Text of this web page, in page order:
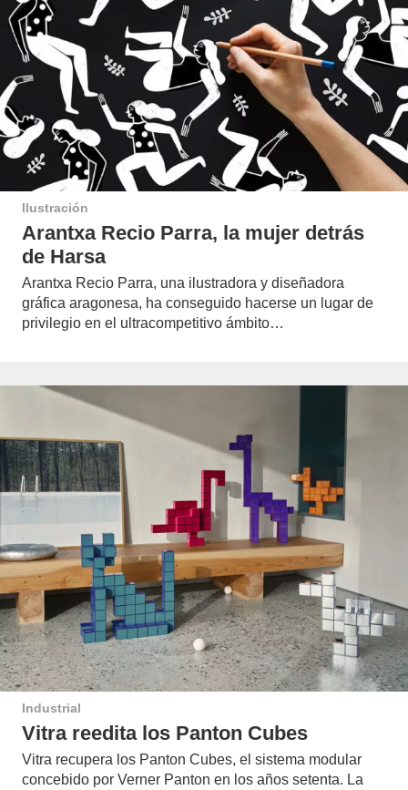
Ilustración
Arantxa Recio Parra, la mujer detrás
de Harsa
Arantxa Recio Parra, una ilustradora y diseñadora
gráfica aragonesa, ha conseguido hacerse un lugar de
privilegio en el ultracompetitivo ámbito…
Industrial
Vitra reedita los Panton Cubes
Vitra recupera los Panton Cubes, el sistema modular
concebido por Verner Panton en los años setenta. La